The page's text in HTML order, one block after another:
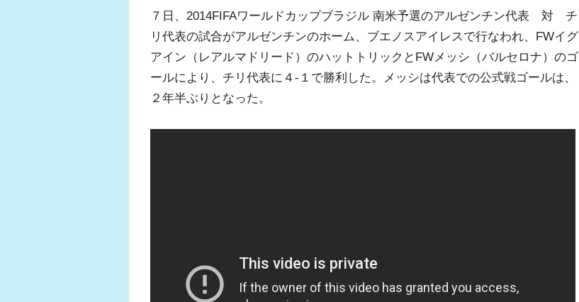
７日、2014FIFAワールドカップブラジル 南米予選のアルゼンチン代表 対 チ
リ代表の試合がアルゼンチンのホーム、ブエノスアイレスで行なわれ、FWイグ
アイン（レアルマドリード）のハットトリックとFWメッシ（バルセロナ）のゴ
ールにより、チリ代表に４-１で勝利した。メッシは代表での公式戦ゴールは、
２年半ぶりとなった。